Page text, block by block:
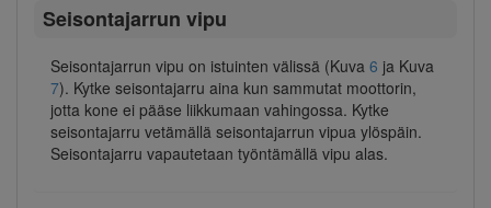
Seisontajarrun vipu
Seisontajarrun vipu on istuinten välissä (Kuva 6 ja Kuva
7). Kytke seisontajarru aina kun sammutat moottorin,
jotta kone ei pääse liikkumaan vahingossa. Kytke
seisontajarru vetämällä seisontajarrun vipua ylöspäin.
Seisontajarru vapautetaan työntämällä vipu alas.